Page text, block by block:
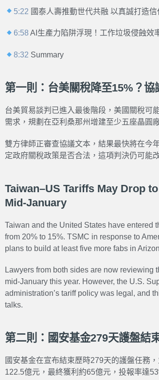
5:22 國泰人壽推動世代共融 以真誠打造
6:58 AI生產力陷阱浮現！工作垃圾侵蝕效
8:32 Summary
第一則：台美關稅降至15%？協
台美貿易談判已進入最後階段，美國關稅可
需求，規劃在亞利桑那州增建至少五座晶圓
雙方律師正審查協議文本，結果最快將在今
定政府關稅政策是否合法，這項判決仍可能
Taiwan–US Tariffs May Drop
Mid-January
Taiwan and the United States have entered
from 20% to 15%. TSMC in response to
plans to build at least five more fabs in
Lawyers from both sides are now reviewing
mid-January this year. However, the U.S.
administration’s tariff policy was legal, and
talks.
第二則：國安基金279天護盤結
國安基金在宣布結束歷時279天的護盤任務
122.5億元，最終獲利約65億元，投報率達